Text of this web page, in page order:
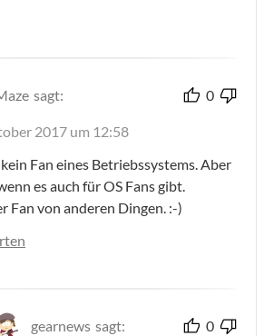
sagt: 0
2017 um 12:58
Fan eines Betriebssystems. Aber
es auch für OS Fans gibt.
Fan von anderen Dingen. :-)
gearnews sagt: 0